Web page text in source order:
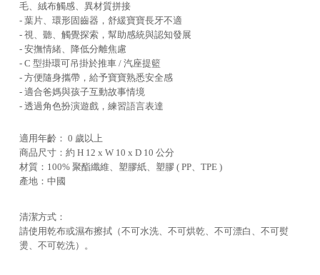
毛、絨布觸感、異材質拼接
- 葉片、環形固齒器，舒緩寶寶長牙不適
- 視、聽、觸覺探索，幫助感統與認知發展
- 安撫情緒、降低分離焦慮
- C 型掛環可吊掛於推車 / 汽座提籃
- 方便隨身攜帶，給予寶寶熟悉安全感
- 適合爸媽與孩子互動故事情境
- 透過角色扮演遊戲，練習語言表達
適用年齡： 0 歲以上
商品尺寸：約 H 12 x W 10 x D 10 公分
材質：100% 聚酯纖維、塑膠紙、塑膠 ( PP、TPE )
產地：中國
清潔方式：
請使用乾布或濕布擦拭（不可水洗、不可烘乾、不可漂白、不可熨
燙、不可乾洗）。